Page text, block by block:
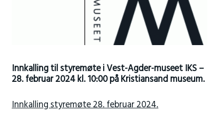
Innkalling til styremøte i Vest-Agder-museet IKS –
28. februar 2024 kl. 10:00 på Kristiansand museum.
Innkalling styremøte 28. februar 2024.